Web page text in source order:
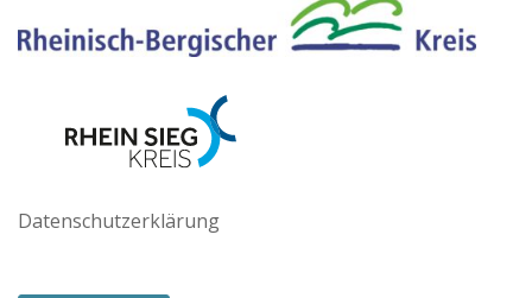
Datenschutzerklärung